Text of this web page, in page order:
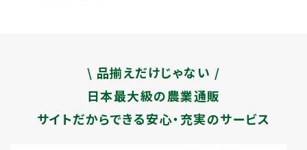
\ 品揃えだけじゃない /
日本最大級の農業通販
サイトだからできる安心・充実のサービス